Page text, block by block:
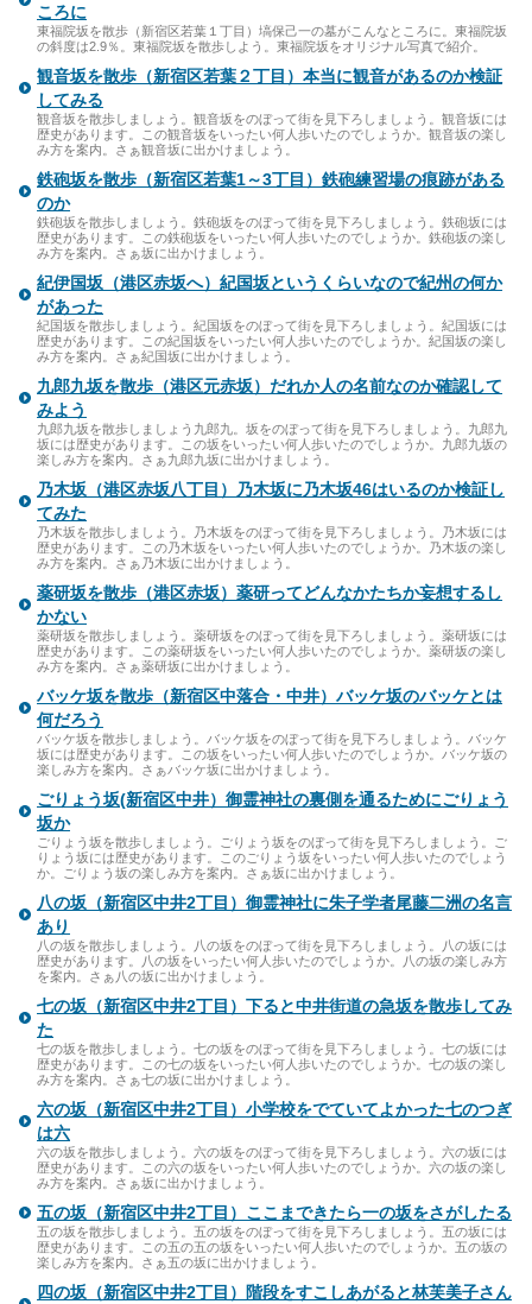
ころに
東福院坂を散歩（新宿区若葉１丁目）塙保己一の墓がこんなところに。東福院坂
の斜度は2.9％。東福院坂を散歩しよう。東福院坂をオリジナル写真で紹介。
観音坂を散歩（新宿区若葉２丁目）本当に観音があるのか検証
してみる
観音坂を散歩しましょう。観音坂をのぼって街を見下ろしましょう。観音坂には
歴史があります。この観音坂をいったい何人歩いたのでしょうか。観音坂の楽し
み方を案内。さぁ観音坂に出かけましょう。
鉄砲坂を散歩（新宿区若葉1～3丁目）鉄砲練習場の痕跡がある
のか
鉄砲坂を散歩しましょう。鉄砲坂をのぼって街を見下ろしましょう。鉄砲坂には
歴史があります。この鉄砲坂をいったい何人歩いたのでしょうか。鉄砲坂の楽し
み方を案内。さぁ坂に出かけましょう。
紀伊国坂（港区赤坂へ）紀国坂というくらいなので紀州の何か
があった
紀国坂を散歩しましょう。紀国坂をのぼって街を見下ろしましょう。紀国坂には
歴史があります。この紀国坂をいったい何人歩いたのでしょうか。紀国坂の楽し
み方を案内。さぁ紀国坂に出かけましょう。
九郎九坂を散歩（港区元赤坂）だれか人の名前なのか確認して
みよう
九郎九坂を散歩しましょう九郎九。坂をのぼって街を見下ろしましょう。九郎九
坂には歴史があります。この坂をいったい何人歩いたのでしょうか。九郎九坂の
楽しみ方を案内。さぁ九郎九坂に出かけましょう。
乃木坂（港区赤坂八丁目）乃木坂に乃木坂46はいるのか検証し
てみた
乃木坂を散歩しましょう。乃木坂をのぼって街を見下ろしましょう。乃木坂には
歴史があります。この乃木坂をいったい何人歩いたのでしょうか。乃木坂の楽し
み方を案内。さぁ乃木坂に出かけましょう。
薬研坂を散歩（港区赤坂）薬研ってどんなかたちか妄想するし
かない
薬研坂を散歩しましょう。薬研坂をのぼって街を見下ろしましょう。薬研坂には
歴史があります。この薬研坂をいったい何人歩いたのでしょうか。薬研坂の楽し
み方を案内。さぁ薬研坂に出かけましょう。
バッケ坂を散歩（新宿区中落合・中井）バッケ坂のバッケとは
何だろう
バッケ坂を散歩しましょう。バッケ坂をのぼって街を見下ろしましょう。バッケ
坂には歴史があります。この坂をいったい何人歩いたのでしょうか。バッケ坂の
楽しみ方を案内。さぁバッケ坂に出かけましょう。
ごりょう坂(新宿区中井）御霊神社の裏側を通るためにごりょう
坂か
ごりょう坂を散歩しましょう。ごりょう坂をのぼって街を見下ろしましょう。ご
りょう坂には歴史があります。このごりょう坂をいったい何人歩いたのでしょう
か。ごりょう坂の楽しみ方を案内。さぁ坂に出かけましょう。
八の坂（新宿区中井2丁目）御霊神社に朱子学者尾藤二洲の名言
あり
八の坂を散歩しましょう。八の坂をのぼって街を見下ろしましょう。八の坂には
歴史があります。八の坂をいったい何人歩いたのでしょうか。八の坂の楽しみ方
を案内。さぁ八の坂に出かけましょう。
七の坂（新宿区中井2丁目）下ると中井街道の急坂を散歩してみ
た
七の坂を散歩しましょう。七の坂をのぼって街を見下ろしましょう。七の坂には
歴史があります。この七の坂をいったい何人歩いたのでしょうか。七の坂の楽し
み方を案内。さぁ七の坂に出かけましょう。
六の坂（新宿区中井2丁目）小学校をでていてよかった七のつぎ
は六
六の坂を散歩しましょう。六の坂をのぼって街を見下ろしましょう。六の坂には
歴史があります。この六の坂をいったい何人歩いたのでしょうか。六の坂の楽し
み方を案内。さぁ坂に出かけましょう。
五の坂（新宿区中井2丁目）ここまできたら一の坂をさがしたる
五の坂を散歩しましょう。五の坂をのぼって街を見下ろしましょう。五の坂には
歴史があります。この五の五の坂をいったい何人歩いたのでしょうか。五の坂の
楽しみ方を案内。さぁ五の坂に出かけましょう。
四の坂（新宿区中井2丁目）階段をすこしあがると林芙美子さん